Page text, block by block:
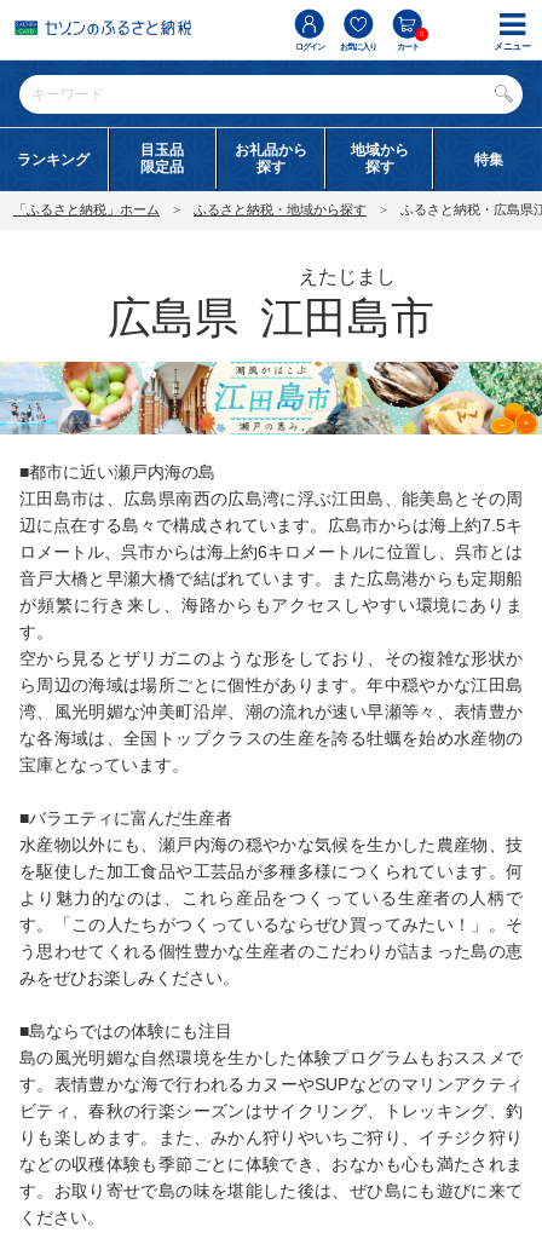
ログイン お気に入り カート
0
ランキング
目玉品
限定品
お礼品から
探す
地域から
探す
特集
「ふるさと納税」ホーム ふるさと納税・地域から探す ふるさと納税・広島県
広島県 江田島市
えたじまし
■都市に近い瀬戸内海の島
江田島市は、広島県南西の広島湾に浮ぶ江田島、能美島とその周
辺に点在する島々で構成されています。広島市からは海上約7.5キ
ロメートル、呉市からは海上約6キロメートルに位置し、呉市とは
音戸大橋と早瀬大橋で結ばれています。また広島港からも定期船
が頻繁に行き来し、海路からもアクセスしやすい環境にありま
す。
空から見るとザリガニのような形をしており、その複雑な形状か
ら周辺の海域は場所ごとに個性があります。年中穏やかな江田島
湾、風光明媚な沖美町沿岸、潮の流れが速い早瀬等々、表情豊か
な各海域は、全国トップクラスの生産を誇る牡蠣を始め水産物の
宝庫となっています。
■バラエティに富んだ生産者
水産物以外にも、瀬戸内海の穏やかな気候を生かした農産物、技
を駆使した加工食品や工芸品が多種多様につくられています。何
より魅力的なのは、これら産品をつくっている生産者の人柄で
す。「この人たちがつくっているならぜひ買ってみたい！」。そ
う思わせてくれる個性豊かな生産者のこだわりが詰まった島の恵
みをぜひお楽しみください。
■島ならではの体験にも注目
島の風光明媚な自然環境を生かした体験プログラムもおススメで
す。表情豊かな海で行われるカヌーやSUPなどのマリンアクティ
ビティ、春秋の行楽シーズンはサイクリング、トレッキング、釣
りも楽しめます。また、みかん狩りやいちご狩り、イチジク狩り
などの収穫体験も季節ごとに体験でき、おなかも心も満たされま
す。お取り寄せで島の味を堪能した後は、ぜひ島にも遊びに来て
ください。
メニュー